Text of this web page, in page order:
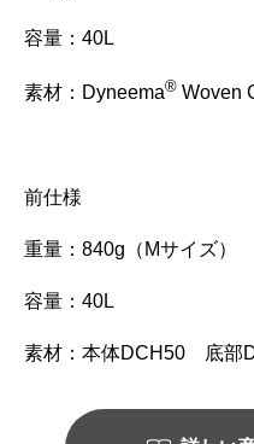
容量：40L
素材： Dyneema® Woven
前仕様
重量：840g（Mサイズ）
容量：40L
素材：本体DCH50 底部